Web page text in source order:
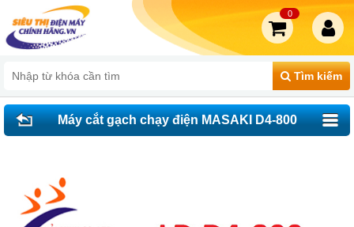
Tìm kiếm
0
Máy cắt gạch chạy điện MASAKI D4-800